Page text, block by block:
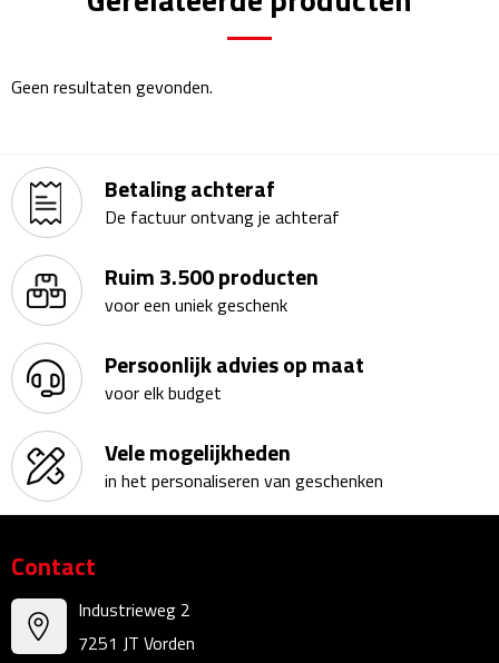
Auto onderhoud
IJskrabbers
Parkeerschijven
Rijbewijs- & kentekenhoezen
USB autoladers
Veiligheidshamers
Veiligheidssets
Zonneschermen
Fiets Accessoires
Fietsbellen
Geen resultaten gevonden.
Betaling achteraf
De factuur ontvang je achteraf
Ruim 3.500 producten
voor een uniek geschenk
Persoonlijk advies op maat
voor elk budget
Vele mogelijkheden
in het personaliseren van geschenken
Contact
Industrieweg 2
7251 JT Vorden